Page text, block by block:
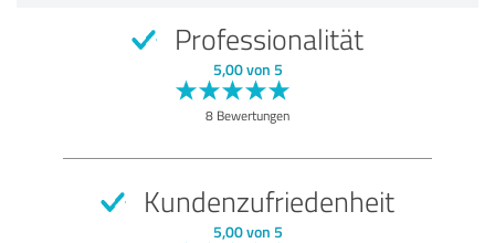
Professionalität
5,00 von 5
8 Bewertungen
Kundenzufriedenheit
5,00 von 5